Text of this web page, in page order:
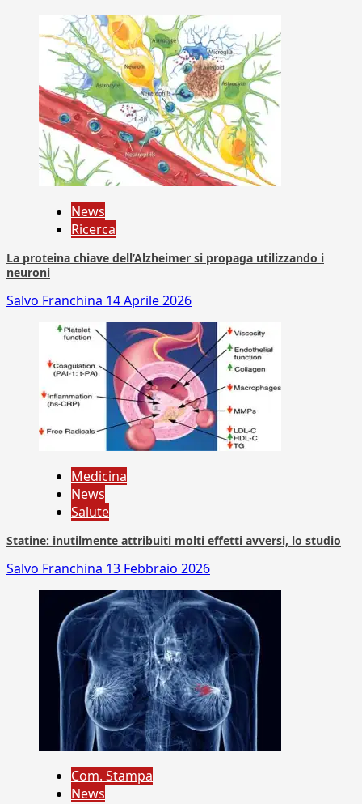
News
Ricerca
La proteina chiave dell’Alzheimer si propaga utilizzando i
neuroni
Salvo Franchina 14 Aprile 2026
Medicina
News
Salute
Statine: inutilmente attribuiti molti effetti avversi, lo studio
Salvo Franchina 13 Febbraio 2026
Com. Stampa
News